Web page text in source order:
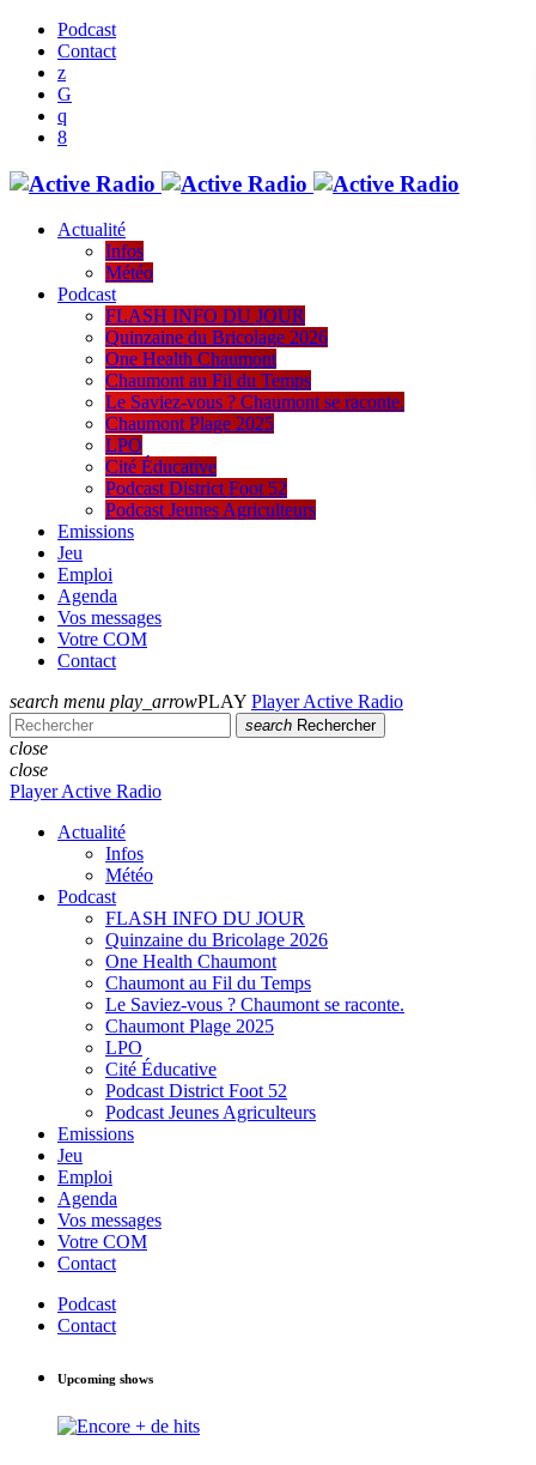
Podcast
Contact
Actualité
Infos
Météo
Podcast
FLASH INFO DU JOUR
Quinzaine du Bricolage 2026
One Health Chaumont
Chaumont au Fil du Temps
Le Saviez-vous ? Chaumont se raconte.
Chaumont Plage 2025
LPO
Cité Éducative
Podcast District Foot 52
Podcast Jeunes Agriculteurs
Emissions
Jeu
Emploi
Agenda
Vos messages
Votre COM
Contact
search menu play_arrowPLAY Player Active Radio
search Rechercher
close
close
Player Active Radio
Actualité
Infos
Météo
Podcast
FLASH INFO DU JOUR
Quinzaine du Bricolage 2026
One Health Chaumont
Chaumont au Fil du Temps
Le Saviez-vous ? Chaumont se raconte.
Chaumont Plage 2025
LPO
Cité Éducative
Podcast District Foot 52
Podcast Jeunes Agriculteurs
Emissions
Jeu
Emploi
Agenda
Vos messages
Votre COM
Contact
Podcast
Contact
Upcoming shows